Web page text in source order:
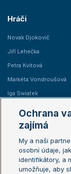
Hráči
Novak Djokovič
Jiří Lehečka
Petra Kvitová
Markéta Vondroušová
Iga Swiatek
Žebříčky
Žebříček ATP (muži)
Žebříček WTA (ženy)
Sázkařský žebříček
Ochrana
zajímá
My a naši
osobní údaje,
identifikátory, a
umožňuje, aby